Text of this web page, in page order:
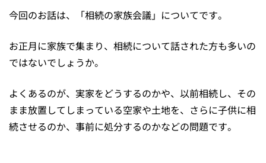
今回のお話は、「相続の家族会議」についてです。
お正月に家族で集まり、相続について話された方も多いの
ではないでしょうか。
よくあるのが、実家をどうするのかや、以前相続し、その
まま放置してしまっている空家や土地を、さらに子供に相
続させるのか、事前に処分するのかなどの問題です。